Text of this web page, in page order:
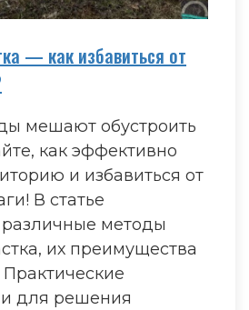
— как избавиться от
мешают обустроить
как эффективно
и избавиться от
В статье
методы
их преимущества
Практические
для решения